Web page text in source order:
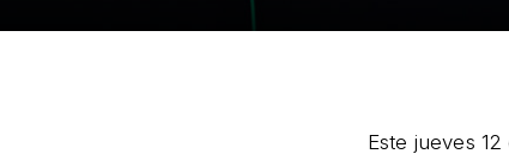
Este jueves